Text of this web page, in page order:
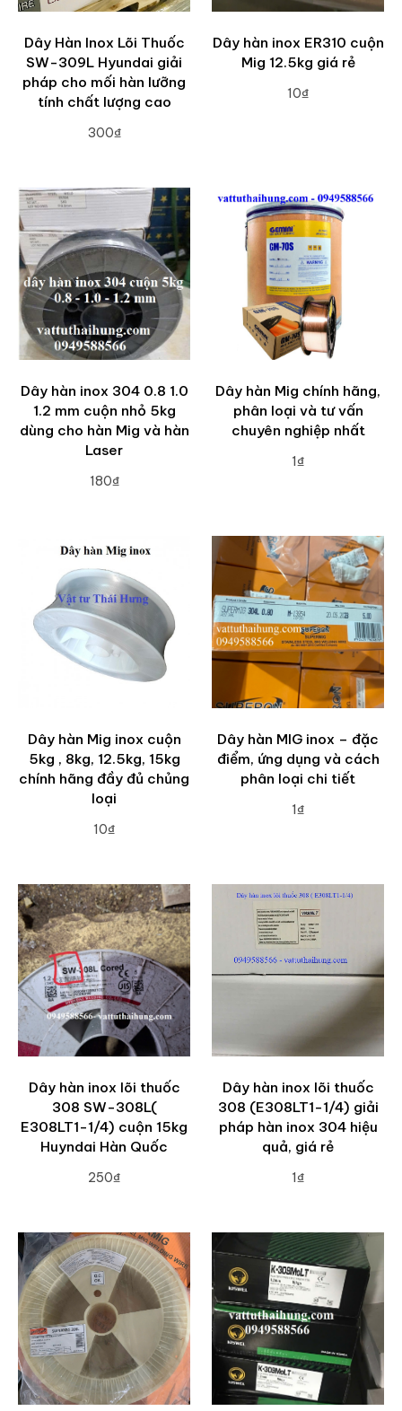
Dây Hàn Inox Lõi Thuốc
SW-309L Hyundai giải
pháp cho mối hàn lưỡng
tính chất lượng cao
300₫
Dây hàn inox ER310 cuộn
Mig 12.5kg giá rẻ
10₫
Dây hàn inox 304 0.8 1.0
1.2 mm cuộn nhỏ 5kg
dùng cho hàn Mig và hàn
Laser
180₫
Dây hàn Mig chính hãng,
phân loại và tư vấn
chuyên nghiệp nhất
1₫
Dây hàn Mig inox cuộn
5kg , 8kg, 12.5kg, 15kg
chính hãng đầy đủ chủng
loại
10₫
Dây hàn MIG inox – đặc
điểm, ứng dụng và cách
phân loại chi tiết
1₫
Dây hàn inox lõi thuốc
308 SW-308L(
E308LT1-1/4) cuộn 15kg
Huyndai Hàn Quốc
250₫
Dây hàn inox lõi thuốc
308 (E308LT1-1/4) giải
pháp hàn inox 304 hiệu
quả, giá rẻ
1₫